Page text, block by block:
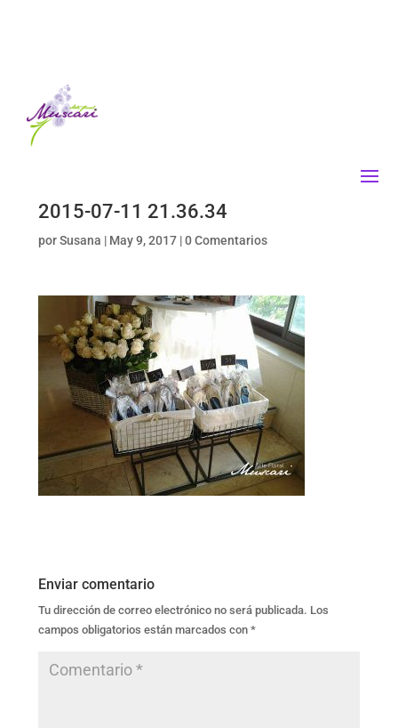
2015-07-11 21.36.34
porSusana | May 9, 2017|0 Comentarios
Enviar comentario
Tu dirección de correo electrónico no será publicada. Los
campos obligatorios están marcados con *